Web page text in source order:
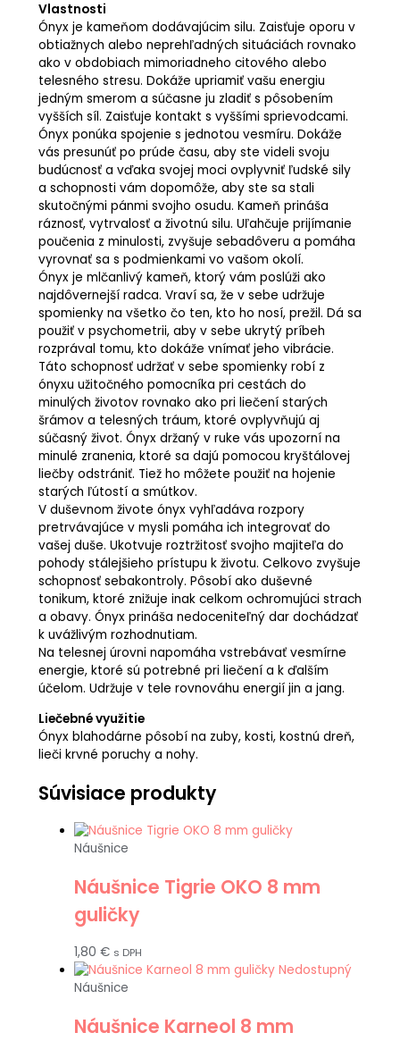
Vlastnosti
Ónyx je kameňom dodávajúcim silu. Zaisťuje oporu v
obtiažnych alebo neprehľadných situáciách rovnako
ako v obdobiach mimoriadneho citového alebo
telesného stresu. Dokáže upriamiť vašu energiu
jedným smerom a súčasne ju zladiť s pôsobením
vyšších síl. Zaisťuje kontakt s vyššími sprievodcami.
Ónyx ponúka spojenie s jednotou vesmíru. Dokáže
vás presunúť po prúde času, aby ste videli svoju
budúcnosť a vďaka svojej moci ovplyvniť ľudské sily
a schopnosti vám dopomôže, aby ste sa stali
skutočnými pánmi svojho osudu. Kameň prináša
ráznosť, vytrvalosť a životnú silu. Uľahčuje prijímanie
poučenia z minulosti, zvyšuje sebadôveru a pomáha
vyrovnať sa s podmienkami vo vašom okolí.
Ónyx je mlčanlivý kameň, ktorý vám poslúži ako
najdôvernejší radca. Vraví sa, že v sebe udržuje
spomienky na všetko čo ten, kto ho nosí, prežil. Dá sa
použiť v psychometrii, aby v sebe ukrytý príbeh
rozprával tomu, kto dokáže vnímať jeho vibrácie.
Táto schopnosť udržať v sebe spomienky robí z
ónyxu užitočného pomocníka pri cestách do
minulých životov rovnako ako pri liečení starých
šrámov a telesných tráum, ktoré ovplyvňujú aj
súčasný život. Ónyx držaný v ruke vás upozorní na
minulé zranenia, ktoré sa dajú pomocou kryštálovej
liečby odstrániť. Tiež ho môžete použiť na hojenie
starých ľútostí a smútkov.
V duševnom živote ónyx vyhľadáva rozpory
pretrvávajúce v mysli pomáha ich integrovať do
vašej duše. Ukotvuje roztržitosť svojho majiteľa do
pohody stálejšieho prístupu k životu. Celkovo zvyšuje
schopnosť sebakontroly. Pôsobí ako duševné
tonikum, ktoré znižuje inak celkom ochromujúci strach
a obavy. Ónyx prináša nedoceniteľný dar dochádzať
k uvážlivým rozhodnutiam.
Na telesnej úrovni napomáha vstrebávať vesmírne
energie, ktoré sú potrebné pri liečení a k ďalším
účelom. Udržuje v tele rovnováhu energií jin a jang.
Liečebné využitie
Ónyx blahodárne pôsobí na zuby, kosti, kostnú dreň,
lieči krvné poruchy a nohy.
Súvisiace produkty
Náušnice
Náušnice Tigrie OKO 8 mm
guličky
1,80 € s DPH
Nedostupný
Náušnice
Náušnice Karneol 8 mm